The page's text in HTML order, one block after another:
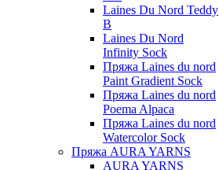
Laines Du Nord Teddy
B
Laines Du Nord
Infinity Sock
Пряжа Laines du nord
Paint Gradient Sock
Пряжа Laines du nord
Poema Alpaca
Пряжа Laines du nord
Watercolor Sock
Пряжа AURA YARNS
AURA YARNS